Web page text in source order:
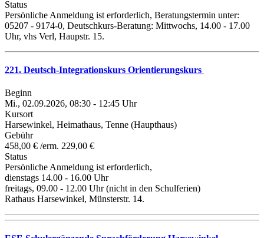
Status
Persönliche Anmeldung ist erforderlich, Beratungstermin unter:
05207 - 9174-0, Deutschkurs-Beratung: Mittwochs, 14.00 - 17.00
Uhr, vhs Verl, Haupstr. 15.
221. Deutsch-Integrationskurs Orientierungskurs
Beginn
Mi., 02.09.2026, 08:30 - 12:45 Uhr
Kursort
Harsewinkel, Heimathaus, Tenne (Haupthaus)
Gebühr
458,00 € /erm. 229,00 €
Status
Persönliche Anmeldung ist erforderlich,
dienstags 14.00 - 16.00 Uhr
freitags, 09.00 - 12.00 Uhr (nicht in den Schulferien)
Rathaus Harsewinkel, Münsterstr. 14.